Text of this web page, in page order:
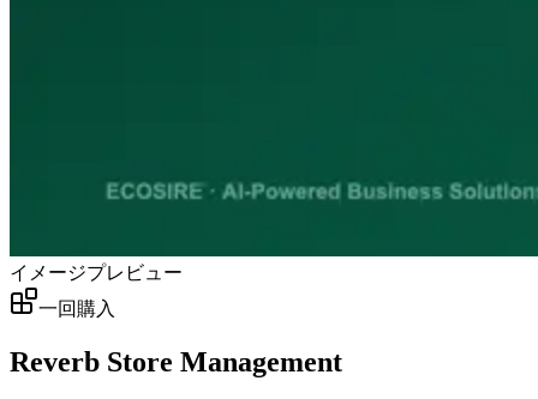
イメージプレビュー
一回購入
Reverb Store Management